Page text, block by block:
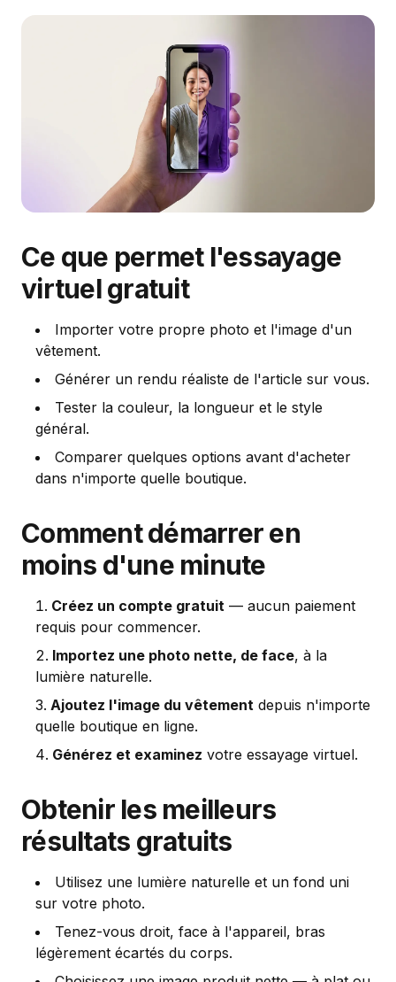
Ce que permet l'essayage
virtuel gratuit
Importer votre propre photo et l'image d'un
vêtement.
Générer un rendu réaliste de l'article sur vous.
Tester la couleur, la longueur et le style
général.
Comparer quelques options avant d'acheter
dans n'importe quelle boutique.
Comment démarrer en
moins d'une minute
Créez un compte gratuit — aucun paiement
requis pour commencer.
Importez une photo nette, de face, à la
lumière naturelle.
Ajoutez l'image du vêtement depuis n'importe
quelle boutique en ligne.
Générez et examinez votre essayage virtuel.
Obtenir les meilleurs
résultats gratuits
Utilisez une lumière naturelle et un fond uni
sur votre photo.
Tenez-vous droit, face à l'appareil, bras
légèrement écartés du corps.